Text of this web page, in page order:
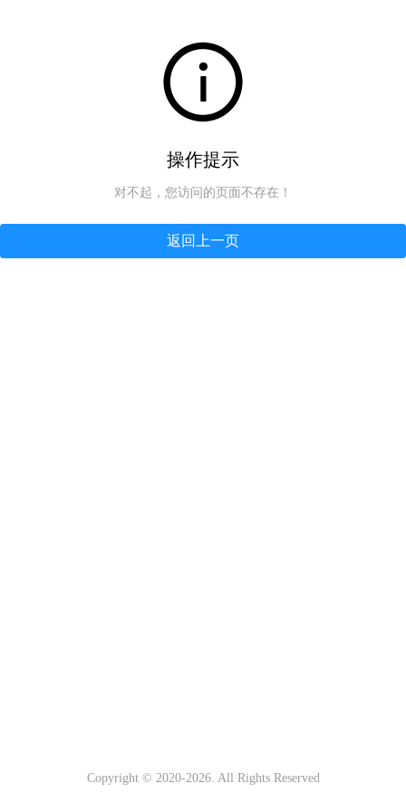
操作提示
对不起，您访问的页面不存在！
返回上一页
Copyright © 2020-2026. All Rights Reserved